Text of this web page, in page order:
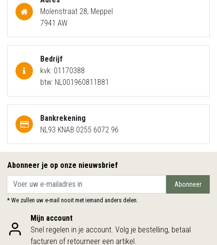
Molenstraat 28, Meppel
7941 AW
Bedrijf
kvk: 01170388
btw: NL001960811B81
Bankrekening
NL93 KNAB 0255 6072 96
Abonneer je op onze nieuwsbrief
Abonneer
* We zullen uw e-mail nooit met iemand anders delen.
Mijn account
Snel regelen in je account. Volg je bestelling, betaal
facturen of retourneer een artikel.